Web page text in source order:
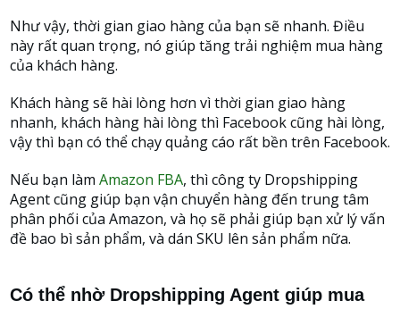
Như vậy, thời gian giao hàng của bạn sẽ nhanh. Điều
này rất quan trọng, nó giúp tăng trải nghiệm mua hàng
của khách hàng.
Khách hàng sẽ hài lòng hơn vì thời gian giao hàng
nhanh, khách hàng hài lòng thì Facebook cũng hài lòng,
vậy thì bạn có thể chạy quảng cáo rất bền trên Facebook.
Nếu bạn làm Amazon FBA, thì công ty Dropshipping
Agent cũng giúp bạn vận chuyển hàng đến trung tâm
phân phối của Amazon, và họ sẽ phải giúp bạn xử lý vấn
đề bao bì sản phẩm, và dán SKU lên sản phẩm nữa.
Có thể nhờ Dropshipping Agent giúp mua